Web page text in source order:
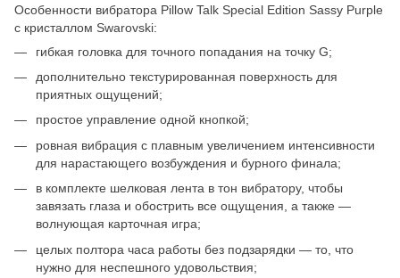
Особенности вибратора Pillow Talk Special Edition Sassy Purple
c кристаллом Swarovski:
гибкая головка для точного попадания на точку G;
дополнительно текстурированная поверхность для
приятных ощущений;
простое управление одной кнопкой;
ровная вибрация с плавным увеличением интенсивности
для нарастающего возбуждения и бурного финала;
в комплекте шелковая лента в тон вибратору, чтобы
завязать глаза и обострить все ощущения, а также —
волнующая карточная игра;
целых полтора часа работы без подзарядки — то, что
нужно для неспешного удовольствия;